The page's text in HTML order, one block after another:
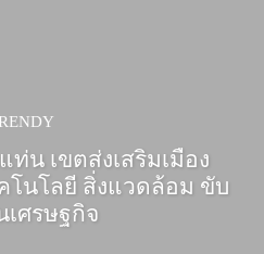
ท่น เขตส่งเสริมเมือง
โนโลยี สิ่งแวดล้อม ขับ
เศรษฐกิจ